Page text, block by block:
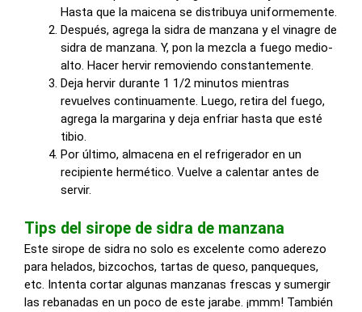
Hasta que la maicena se distribuya uniformemente.
Después, agrega la sidra de manzana y el vinagre de
sidra de manzana. Y, pon la mezcla a fuego medio-
alto. Hacer hervir removiendo constantemente.
Deja hervir durante 1 1/2 minutos mientras
revuelves continuamente. Luego, retira del fuego,
agrega la margarina y deja enfriar hasta que esté
tibio.
Por último, almacena en el refrigerador en un
recipiente hermético. Vuelve a calentar antes de
servir.
Tips del sirope de sidra de manzana
Este sirope de sidra no solo es excelente como aderezo
para helados, bizcochos, tartas de queso, panqueques,
etc. Intenta cortar algunas manzanas frescas y sumergir
las rebanadas en un poco de este jarabe. ¡mmm! También